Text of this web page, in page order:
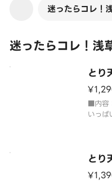
迷ったらコレ！
迷ったらコレ！浅
とり
■内容
いっぱ
とり